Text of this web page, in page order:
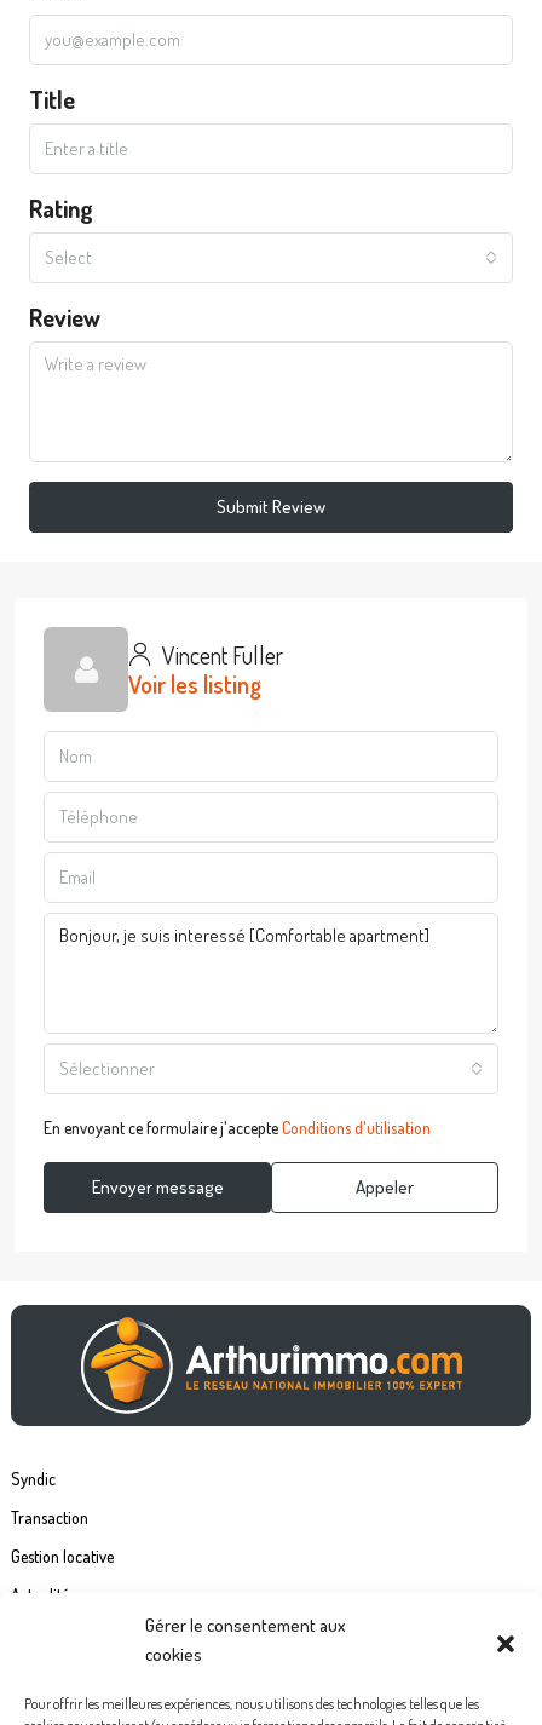
Gérer le consentement aux
cookies
Pour offrir les meilleures expériences, nous utilisons des technologies telles que les
Title
Rating
Select
Review
Submit Review
Vincent Fuller
Voir les listing
Sélectionner
En envoyant ce formulaire j'accepteConditions d'utilisation
Envoyer message Appeler
Syndic
Transaction
Gestion locative
Actualités